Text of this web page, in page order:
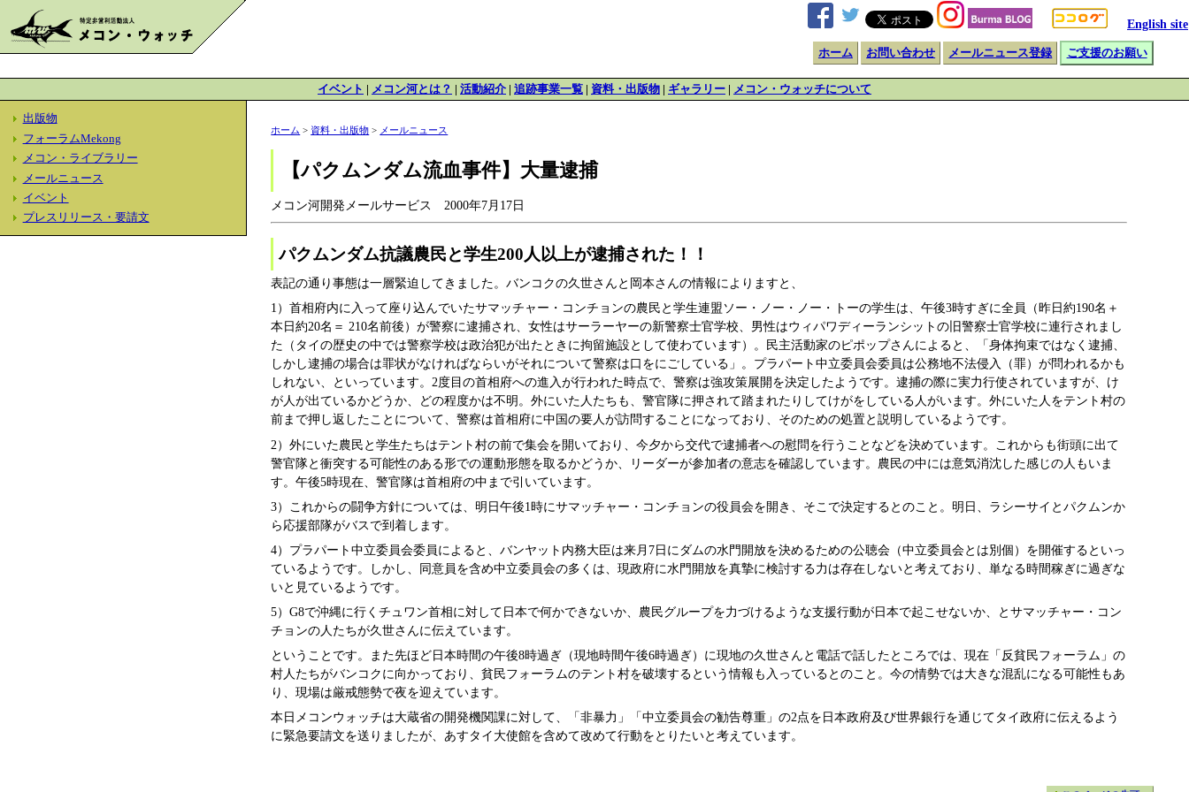
English site
ホーム お問い合わせ メールニュース登録 ご支援のお願い
イベント | メコン河とは？ | 活動紹介 | 追跡事業一覧 | 資料・出版物 | ギャラリー | メコン・ウォッチについて
出版物
フォーラムMekong
メコン・ライブラリー
メールニュース
イベント
プレスリリース・要請文
ホーム > 資料・出版物 > メールニュース
【パクムンダム流血事件】大量逮捕
メコン河開発メールサービス 2000年7月17日
パクムンダム抗議農民と学生200人以上が逮捕された！！
表記の通り事態は一層緊迫してきました。バンコクの久世さんと岡本さんの情報によりますと、
1）首相府内に入って座り込んでいたサマッチャー・コンチョンの農民と学生連盟ソー・ノー・ノー・トーの学生は、午後3時すぎに全員（昨日約190名＋
本日約20名＝ 210名前後）が警察に逮捕され、女性はサーラーヤーの新警察士官学校、男性はウィパワディーランシットの旧警察士官学校に連行されまし
た（タイの歴史の中では警察学校は政治犯が出たときに拘留施設として使わています）。民主活動家のピポップさんによると、「身体拘束ではなく逮捕、
しかし逮捕の場合は罪状がなければならいがそれについて警察は口をにごしている」。プラパート中立委員会委員は公務地不法侵入（罪）が問われるかも
しれない、といっています。2度目の首相府への進入が行われた時点で、警察は強攻策展開を決定したようです。逮捕の際に実力行使されていますが、け
が人が出ているかどうか、どの程度かは不明。外にいた人たちも、警官隊に押されて踏まれたりしてけがをしている人がいます。外にいた人をテント村の
前まで押し返したことについて、警察は首相府に中国の要人が訪問することになっており、そのための処置と説明しているようです。
2）外にいた農民と学生たちはテント村の前で集会を開いており、今夕から交代で逮捕者への慰問を行うことなどを決めています。これからも街頭に出て
警官隊と衝突する可能性のある形での運動形態を取るかどうか、リーダーが参加者の意志を確認しています。農民の中には意気消沈した感じの人もいま
す。午後5時現在、警官隊は首相府の中まで引いています。
3）これからの闘争方針については、明日午後1時にサマッチャー・コンチョンの役員会を開き、そこで決定するとのこと。明日、ラシーサイとパクムンか
ら応援部隊がバスで到着します。
4）プラパート中立委員会委員によると、バンヤット内務大臣は来月7日にダムの水門開放を決めるための公聴会（中立委員会とは別個）を開催するといっ
ているようです。しかし、同意員を含め中立委員会の多くは、現政府に水門開放を真摯に検討する力は存在しないと考えており、単なる時間稼ぎに過ぎな
いと見ているようです。
5）G8で沖縄に行くチュワン首相に対して日本で何かできないか、農民グループを力づけるような支援行動が日本で起こせないか、とサマッチャー・コン
チョンの人たちが久世さんに伝えています。
ということです。また先ほど日本時間の午後8時過ぎ（現地時間午後6時過ぎ）に現地の久世さんと電話で話したところでは、現在「反貧民フォーラム」の
村人たちがバンコクに向かっており、貧民フォーラムのテント村を破壊するという情報も入っているとのこと。今の情勢では大きな混乱になる可能性もあ
り、現場は厳戒態勢で夜を迎えています。
本日メコンウォッチは大蔵省の開発機関課に対して、「非暴力」「中立委員会の勧告尊重」の2点を日本政府及び世界銀行を通じてタイ政府に伝えるよう
に緊急要請文を送りましたが、あすタイ大使館を含めて改めて行動をとりたいと考えています。